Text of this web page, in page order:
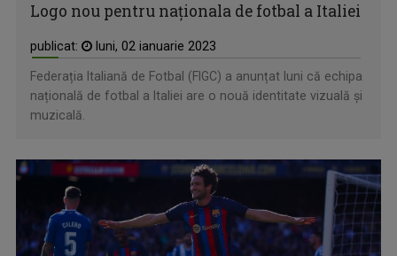
Logo nou pentru naționala de fotbal a Italiei
publicat: luni, 02 ianuarie 2023
Federația Italiană de Fotbal (FIGC) a anunțat luni că echipa
națională de fotbal a Italiei are o nouă identitate vizuală și
muzicală.